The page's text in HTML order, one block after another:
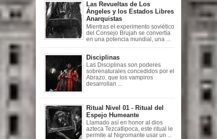
Las Revueltas de Los
Ángeles y los Estados Libres
Anarquistas
Mientras el experimento soviético
del Consejo Brujah se convertía
en una potencia mundial, una ...
Disciplinas
Las Disciplinas son poderes
sobrenaturales concedidos por el
Abrazo, que los vampiros
desarrollan ...
Ritual Nivel 01 - Ritual del
Espejo Humeante
Llamado así en honor al dios
azteca Tezcatlipoca, este ritual le
permite al Nigromante usar un ...